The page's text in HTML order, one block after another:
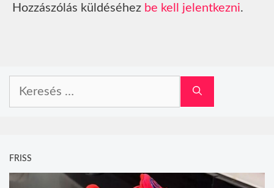
Hozzászólás küldéséhez be kell jelentkezni.
FRISS